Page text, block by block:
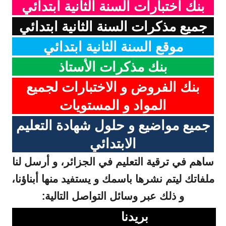
بنك اختبارات السنة الثانية ابتدائي
جميع مذكرات السنة الثانية ابتدائي
موقع السنة الثانية ابتدائي
بنك مذكرات الأستاذ
بنك الفروض و الاختبارات لجميع
المواد و المستويات
جميع مواضيع و حلول شهادة التعليم
الابتدائي
ساهم في ترقية التعليم في الجزائر، و أرسل لنا
ملفاتك ليتم نشرها باسمك و يستفيد منها أبناؤنا،
و ذلك عبر وسائل التواصل التالية:
بريدنا